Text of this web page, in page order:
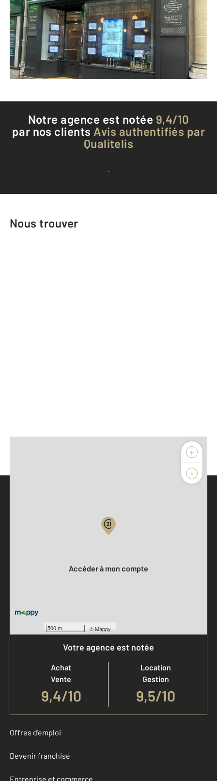
PARIS - 75016
Envoyer un message
Téléphoner à l'agence
Notre agence est notée 9,4/10
par nos clients Avis authentifiés par
Qualitelis
Voir tous les avis clients
Nous trouver
+
-
500 m ©Mappy
Accéder à mon compte
Votre agence est notée
Achat
Vente
9,4/10
Location
Gestion
9,5/10
Offres d'emploi
Devenir franchisé
Entreprise et commerce